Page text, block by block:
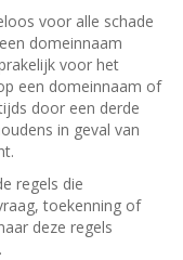
voor alle schade
domeinnaam
voor het
een domeinnaam of
door een derde
in geval van
regels die
toekenning of
deze regels